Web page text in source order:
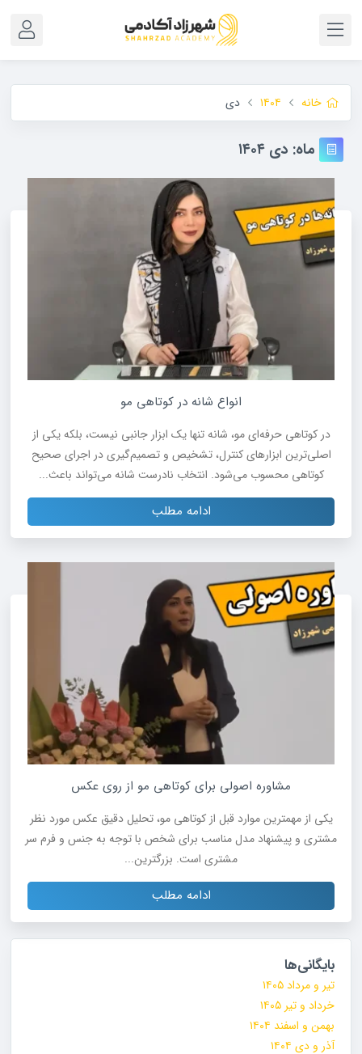
خانه ۱۴۰۴ دی
ماه: دی ۱۴۰۴
انواع شانه‌ در کوتاهی مو
در کوتاهی حرفه‌ای مو، شانه تنها یک ابزار جانبی نیست، بلکه یکی از
اصلی‌ترین ابزارهای کنترل، تشخیص و تصمیم‌گیری در اجرای صحیح
کوتاهی محسوب می‌شود. انتخاب نادرست شانه می‌تواند باعث...
ادامه مطلب
مشاوره اصولی برای کوتاهی مو از روی عکس
یکی از مهمترین موارد قبل از کوتاهی مو، تحلیل دقیق عکس مورد نظر
مشتری و پیشنهاد مدل مناسب برای شخص با توجه به جنس و فرم سر
مشتری است. بزرگترین...
ادامه مطلب
بایگانی‌ها
تیر و مرداد ۱۴۰۵
خرداد و تیر ۱۴۰۵
بهمن و اسفند ۱۴۰۴
آذر و دی ۱۴۰۴